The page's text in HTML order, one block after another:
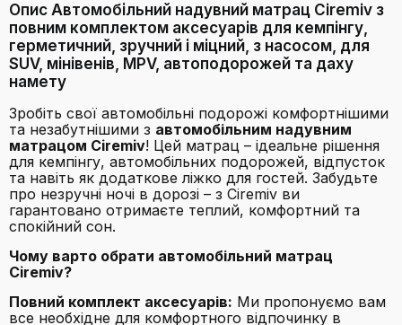
Опис Автомобільний надувний матрац Ciremiv з
повним комплектом аксесуарів для кемпінгу,
герметичний, зручний і міцний, з насосом, для
SUV, мінівенів, MPV, автоподорожей та даху
намету
Зробіть свої автомобільні подорожі комфортнішими
та незабутнішими з автомобільним надувним
матрацом Ciremiv! Цей матрац – ідеальне рішення
для кемпінгу, автомобільних подорожей, відпусток
та навіть як додаткове ліжко для гостей. Забудьте
про незручні ночі в дорозі – з Ciremiv ви
гарантовано отримаєте теплий, комфортний та
спокійний сон.
Чому варто обрати автомобільний матрац
Ciremiv?
Повний комплект аксесуарів: Ми пропонуємо вам
все необхідне для комфортного відпочинку в